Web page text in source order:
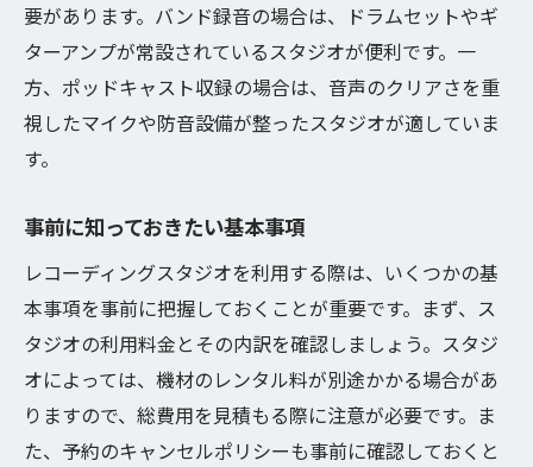
要があります。バンド録音の場合は、ドラムセットやギ
ターアンプが常設されているスタジオが便利です。一
方、ポッドキャスト収録の場合は、音声のクリアさを重
視したマイクや防音設備が整ったスタジオが適していま
す。
事前に知っておきたい基本事項
レコーディングスタジオを利用する際は、いくつかの基
本事項を事前に把握しておくことが重要です。まず、ス
タジオの利用料金とその内訳を確認しましょう。スタジ
オによっては、機材のレンタル料が別途かかる場合があ
りますので、総費用を見積もる際に注意が必要です。ま
た、予約のキャンセルポリシーも事前に確認しておくと